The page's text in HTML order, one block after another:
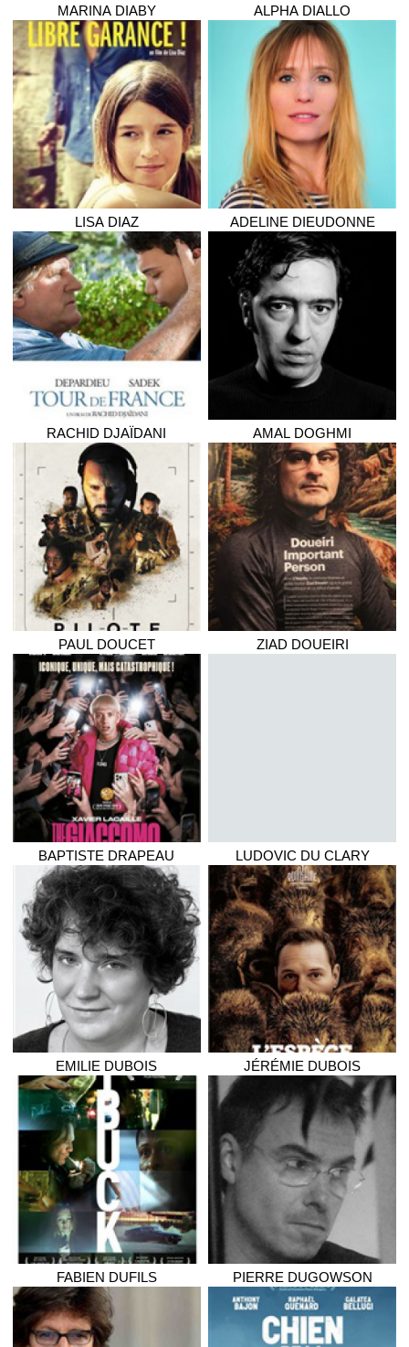
MARINA DIABY ALPHA DIALLO
LISA DIAZ ADELINE DIEUDONNE
RACHID DJAÏDANI AMAL DOGHMI
PAUL DOUCET ZIAD DOUEIRI
BAPTISTE DRAPEAU LUDOVIC DU CLARY
EMILIE DUBOIS JÉRÉMIE DUBOIS
FABIEN DUFILS PIERRE DUGOWSON